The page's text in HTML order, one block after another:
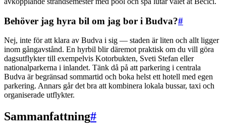
Behöver jag hyra bil om jag bor i Budva?#
Nej, inte för att klara av Budva i sig — staden är liten och allt ligger
inom gångavstånd. En hyrbil blir däremot praktisk om du vill göra
dagsutflykter till exempelvis Kotorbukten, Sveti Stefan eller
nationalparkerna i inlandet. Tänk då på att parkering i centrala
Budva är begränsad sommartid och boka helst ett hotell med egen
parkering. Annars går det bra att kombinera lokala bussar, taxi och
organiserade utflykter.
Sammanfattning#